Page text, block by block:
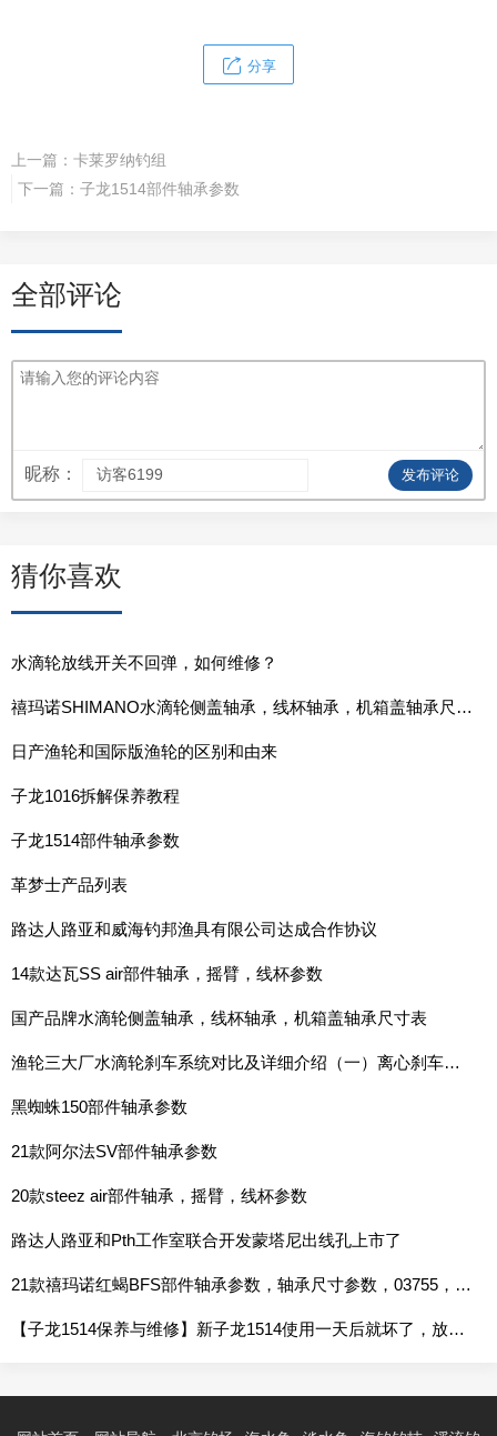
分享
上一篇： 卡莱罗纳钓组
下一篇： 子龙1514部件轴承参数
全部评论
昵称： 发布评论
猜你喜欢
水滴轮放线开关不回弹，如何维修？
禧玛诺SHIMANO水滴轮侧盖轴承，线杯轴承，机箱盖轴承尺寸表
日产渔轮和国际版渔轮的区别和由来
子龙1016拆解保养教程
子龙1514部件轴承参数
革梦士产品列表
路达人路亚和威海钓邦渔具有限公司达成合作协议
14款达瓦SS air部件轴承，摇臂，线杯参数
国产品牌水滴轮侧盖轴承，线杯轴承，机箱盖轴承尺寸表
渔轮三大厂水滴轮刹车系统对比及详细介绍（一）离心刹车系统
黑蜘蛛150部件轴承参数
21款阿尔法SV部件轴承参数
20款steez air部件轴承，摇臂，线杯参数
路达人路亚和Pth工作室联合开发蒙塔尼出线孔上市了
21款禧玛诺红蝎BFS部件轴承参数，轴承尺寸参数，03755，03756，03757，03758
【子龙1514保养与维修】新子龙1514使用一天后就坏了，放线开关无法按下，摇动起来卡卡响